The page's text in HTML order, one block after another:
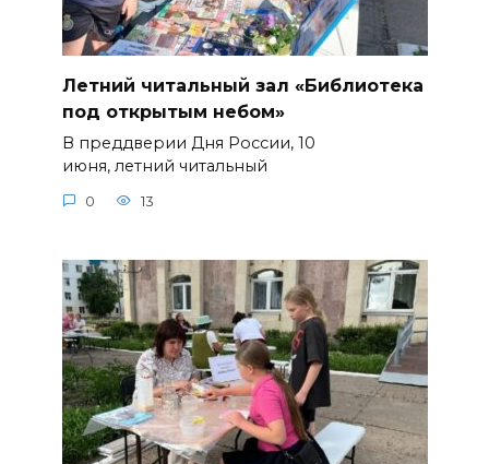
Летний читальный зал «Библиотека
под открытым небом»
В преддверии Дня России, 10
июня, летний читальный
0 13